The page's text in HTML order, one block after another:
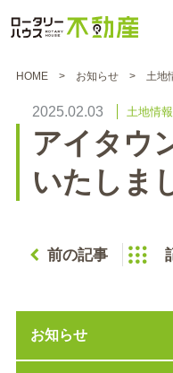
HOME お知らせ 土地
2025.02.03 土地情報
アイタウ
いたしま
前の記事
お知らせ